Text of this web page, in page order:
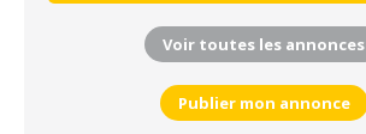
Voir toutes les annonces
Publier mon annonce